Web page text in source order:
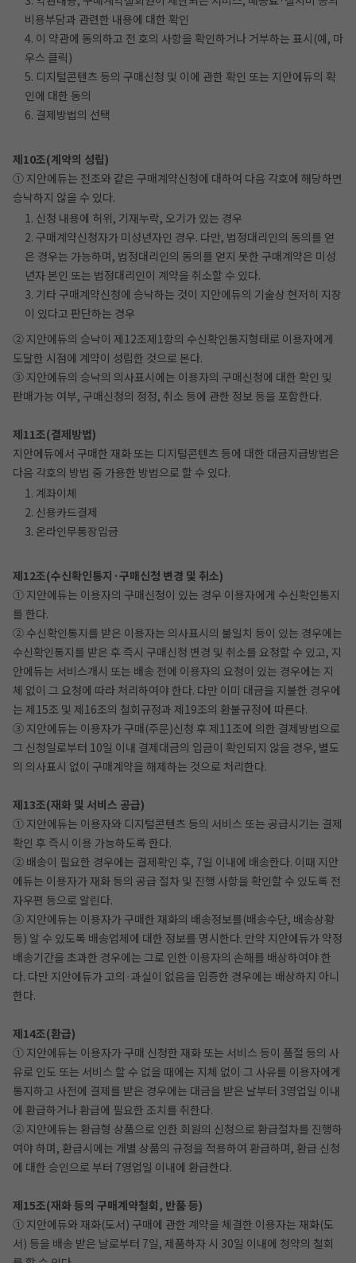
비용부담과 관련한 내용에 대한 확인
4. 이 약관에 동의하고 전 호의 사항을 확인하거나 거부하는 표시(예, 마
우스 클릭)
5. 디지털콘텐츠 등의 구매신청 및 이에 관한 확인 또는 지안에듀의 확
인에 대한 동의
6. 결제방법의 선택
제10조(계약의 성립)
① 지안에듀는 전조와 같은 구매계약신청에 대하여 다음 각호에 해당하면
승낙하지 않을 수 있다.
1. 신청 내용에 허위, 기재누락, 오기가 있는 경우
2. 구매계약신청자가 미성년자인 경우. 다만, 법정대리인의 동의를 얻
은 경우는 가능하며, 법정대리인의 동의를 얻지 못한 구매계약은 미성
년자 본인 또는 법정대리인이 계약을 취소할 수 있다.
3. 기타 구매계약신청에 승낙하는 것이 지안에듀의 기술상 현저히 지장
이 있다고 판단하는 경우
② 지안에듀의 승낙이 제12조제1항의 수신확인통지형태로 이용자에게
도달한 시점에 계약이 성립한 것으로 본다.
③ 지안에듀의 승낙의 의사표시에는 이용자의 구매신청에 대한 확인 및
판매가능 여부, 구매신청의 정정, 취소 등에 관한 정보 등을 포함한다.
제11조(결제방법)
지안에듀에서 구매한 재화 또는 디지털콘텐츠 등에 대한 대금지급방법은
다음 각호의 방법 중 가용한 방법으로 할 수 있다.
1. 계좌이체
2. 신용카드결제
3. 온라인무통장입금
제12조(수신확인통지·구매신청 변경 및 취소)
① 지안에듀는 이용자의 구매신청이 있는 경우 이용자에게 수신확인통지
를 한다.
② 수신확인통지를 받은 이용자는 의사표시의 불일치 등이 있는 경우에는
수신확인통지를 받은 후 즉시 구매신청 변경 및 취소를 요청할 수 있고, 지
안에듀는 서비스개시 또는 배송 전에 이용자의 요청이 있는 경우에는 지
체 없이 그 요청에 따라 처리하여야 한다. 다만 이미 대금을 지불한 경우에
는 제15조 및 제16조의 철회규정과 제19조의 환불규정에 따른다.
③ 지안에듀는 이용자가 구매(주문)신청 후 제11조에 의한 결제방법으로
그 신청일로부터 10일 이내 결제대금의 입금이 확인되지 않을 경우, 별도
의 의사표시 없이 구매계약을 해제하는 것으로 처리한다.
제13조(재화 및 서비스 공급)
① 지안에듀는 이용자와 디지털콘텐츠 등의 서비스 또는 공급시기는 결제
확인 후 즉시 이용 가능하도록 한다.
② 배송이 필요한 경우에는 결제확인 후, 7일 이내에 배송한다. 이때 지안
에듀는 이용자가 재화 등의 공급 절차 및 진행 사항을 확인할 수 있도록 전
자우편 등으로 알린다.
③ 지안에듀는 이용자가 구매한 재화의 배송정보를(배송수단, 배송상황
등) 알 수 있도록 배송업체에 대한 정보를 명시한다. 만약 지안에듀가 약정
배송기간을 초과한 경우에는 그로 인한 이용자의 손해를 배상하여야 한
다. 다만 지안에듀가 고의·과실이 없음을 입증한 경우에는 배상하지 아니
한다.
제14조(환급)
① 지안에듀는 이용자가 구매 신청한 재화 또는 서비스 등이 품절 등의 사
유로 인도 또는 서비스 할 수 없을 때에는 지체 없이 그 사유를 이용자에게
통지하고 사전에 결제를 받은 경우에는 대금을 받은 날부터 3영업일 이내
에 환급하거나 환급에 필요한 조치를 취한다.
② 지안에듀는 환급형 상품으로 인한 회원의 신청으로 환급절차를 진행하
여야 하며, 환급시에는 개별 상품의 규정을 적용하여 환급하며, 환급 신청
에 대한 승인으로 부터 7영업일 이내에 환급한다.
제15조(재화 등의 구매계약철회, 반품 등)
① 지안에듀와 재화(도서) 구매에 관한 계약을 체결한 이용자는 재화(도
서) 등을 배송 받은 날로부터 7일, 제품하자 시 30일 이내에 청약의 철회